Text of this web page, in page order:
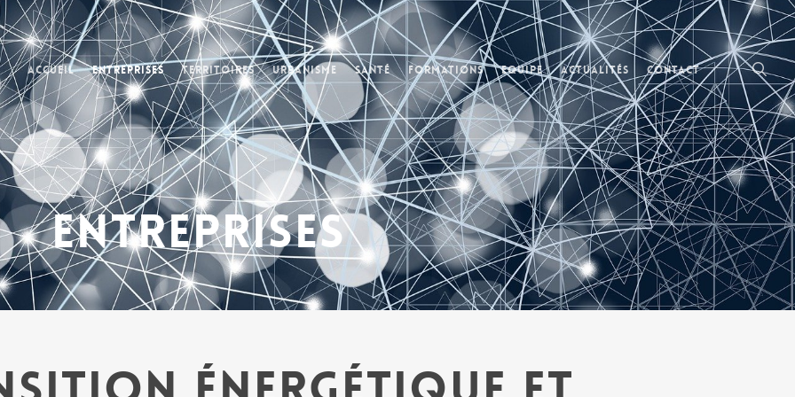
Accueil Entreprises Territoires Urbanisme Santé Formations Equipe Actualités Contact
Entreprises